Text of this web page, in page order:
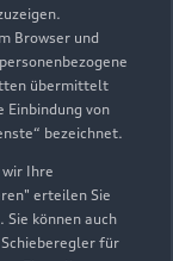
Browser und
übermittelt
Einbindung von
bezeichnet.
Ihre
erteilen Sie
können auch
für